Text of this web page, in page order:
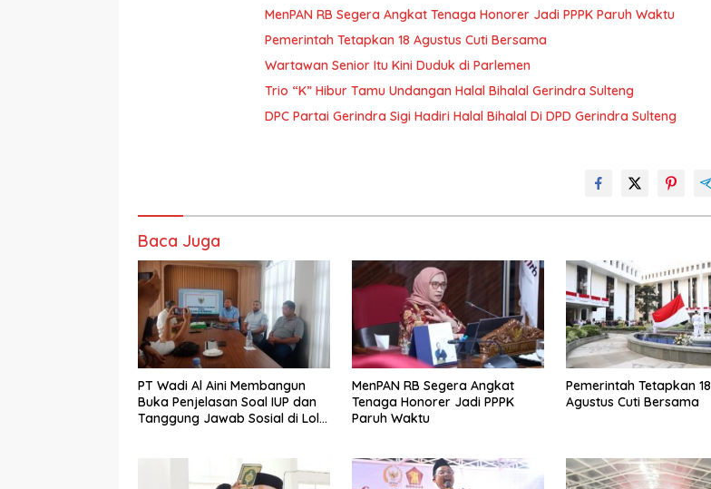
MenPAN RB Segera Angkat Tenaga Honorer Jadi PPPK Paruh Waktu
Pemerintah Tetapkan 18 Agustus Cuti Bersama
Wartawan Senior Itu Kini Duduk di Parlemen
Trio “K” Hibur Tamu Undangan Halal Bihalal Gerindra Sulteng
DPC Partai Gerindra Sigi Hadiri Halal Bihalal Di DPD Gerindra Sulteng
Baca Juga
PT Wadi Al Aini Membangun
Buka Penjelasan Soal IUP dan
Tanggung Jawab Sosial di Loli
MenPAN RB Segera Angkat
Tenaga Honorer Jadi PPPK
Paruh Waktu
Pemerintah Tetapkan 18
Agustus Cuti Bersama